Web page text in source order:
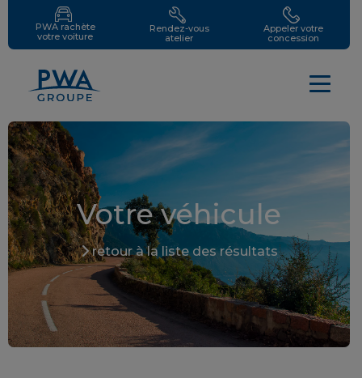
PWA rachète
votre voiture
Rendez-vous
atelier
Appeler votre
concession
Votre véhicule
retour à la liste des résultats